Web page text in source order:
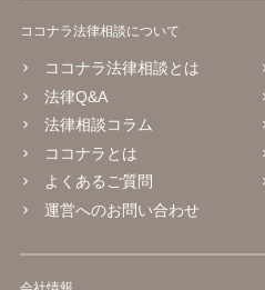
ココナラ法律相談について
ココナラ法律相談とは
法律Q&A
法律相談コラム
ココナラとは
よくあるご質問
運営へのお問い合わせ